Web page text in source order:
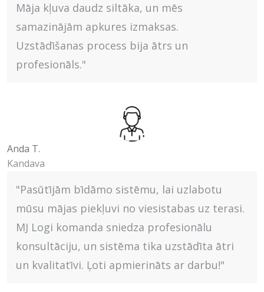
Māja kļuva daudz siltāka, un mēs
samazinājām apkures izmaksas.
Uzstādīšanas process bija ātrs un
profesionāls."
Anda T.
Kandava
"Pasūtījām bīdāmo sistēmu, lai uzlabotu
mūsu mājas piekļuvi no viesistabas uz terasi.
MJ Logi komanda sniedza profesionālu
konsultāciju, un sistēma tika uzstādīta ātri
un kvalitatīvi. Ļoti apmierināts ar darbu!"